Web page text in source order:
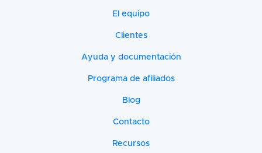
El equipo
Clientes
Ayuda y documentación
Programa de afiliados
Blog
Contacto
Recursos